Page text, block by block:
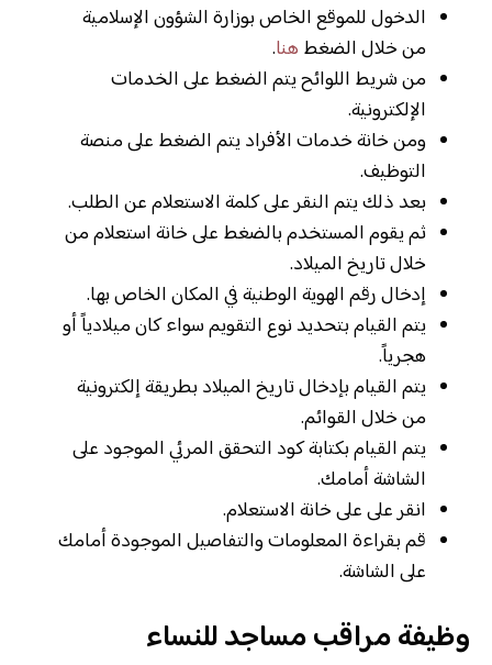
الدخول للموقع الخاص بوزارة الشؤون الإسلامية
من خلال الضغط هنا.
من شريط اللوائح يتم الضغط على الخدمات
الإلكترونية.
ومن خانة خدمات الأفراد يتم الضغط على منصة
التوظيف.
بعد ذلك يتم النقر على كلمة الاستعلام عن الطلب.
ثم يقوم المستخدم بالضغط على خانة استعلام من
خلال تاريخ الميلاد.
إدخال رقم الهوية الوطنية في المكان الخاص بها.
يتم القيام بتحديد نوع التقويم سواء كان ميلادياً أو
هجرياً.
يتم القيام بإدخال تاريخ الميلاد بطريقة إلكترونية
من خلال القوائم.
يتم القيام بكتابة كود التحقق المرئي الموجود على
الشاشة أمامك.
انقر على على خانة الاستعلام.
قم بقراءة المعلومات والتفاصيل الموجودة أمامك
على الشاشة.
وظيفة مراقب مساجد للنساء